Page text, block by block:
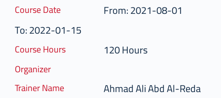
Course Date
From: 2021-08-01
To: 2022-01-15
Course Hours 120 Hours
Organizer
Trainer Name
Ahmad Ali Abd Al-Reda